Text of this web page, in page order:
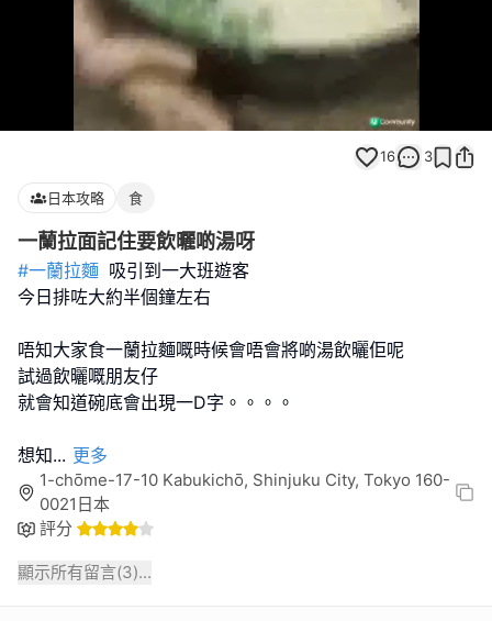
Loaded
100.00%
16 3
日本攻略 食
一蘭拉面記住要飲曬啲湯呀
#一蘭拉麵 吸引到一大班遊客
今日排咗大約半個鐘左右
唔知大家食一蘭拉麵嘅時候會唔會將啲湯飲曬佢呢
試過飲曬嘅朋友仔
就會知道碗底會出現一D字。。。。
想知... 更多
1-chōme-17-10 Kabukichō, Shinjuku City, Tokyo 160-
0021日本
評分
顯示所有留言(3)...